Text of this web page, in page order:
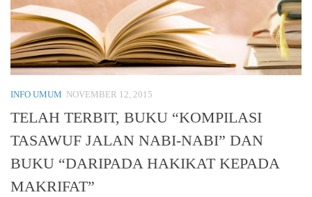
INFO UMUM NOVEMBER 12, 2015
TELAH TERBIT, BUKU “KOMPILASI
TASAWUF JALAN NABI-NABI” DAN
BUKU “DARIPADA HAKIKAT KEPADA
MAKRIFAT”